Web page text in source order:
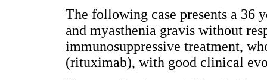
The following case presents a 36
and myasthenia gravis without
immunosuppressive treatment,
(rituximab), with good clinical